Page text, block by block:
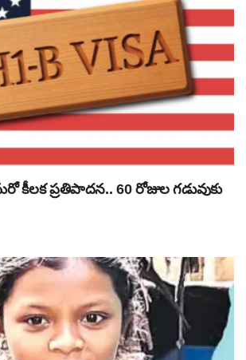
ప్రతిపాదన.. 60 రోజుల గడువుకు